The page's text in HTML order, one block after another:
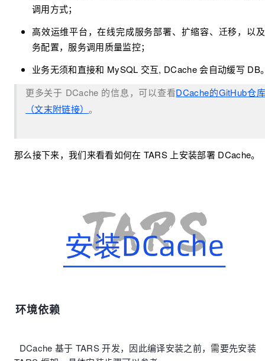
调用方式；
高效运维平台，在线完成服务部署、扩缩容、迁移，以
务配置，服务调用质量监控；
业务无须和直接和 MySQL 交互, DCache 会自动缓写 DB
更多关于 DCache 的信息，可以查看DCache的GitHub仓库
（文末附链接）。
那么接下来，我们来看看如何在 TARS 上安装部署 DCache。
环境依赖
DCache 基于 TARS 开发，因此编译安装之前，需要先安装